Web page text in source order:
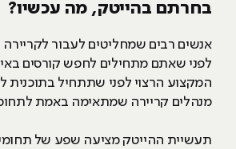
בחרתם בהייטק, מה עכשיו?
אנשים רבים שמחליטים לעבור
לפני שאתם מתחילים לחפש קורסים
המקצוע הרצוי לפני שתתחיל
מנהלים קריירה שמתאימה באמת
תעשיית ההייטק מציעה שפע של